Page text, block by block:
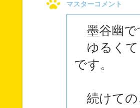
マスターコメント
墨谷幽で
ゆるくて
です。
続けての